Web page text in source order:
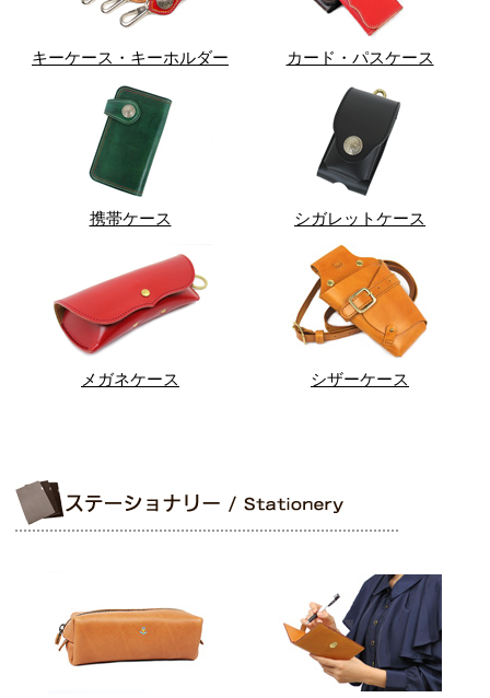
キーケース・キーホルダー カード・パスケース
携帯ケース シガレットケース
メガネケース シザーケース